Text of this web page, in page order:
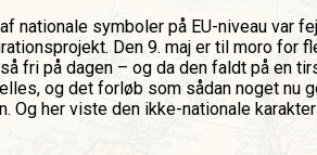
nationale symboler på EU-niveau var
Den 9. maj er til moro
fri på dagen – og da den faldt på en
og det forløb som sådan noget nu
Og her viste den ikke-nationale